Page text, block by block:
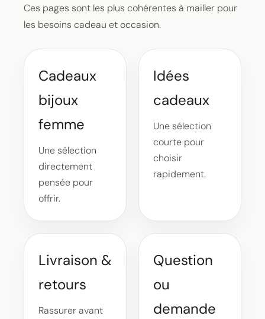
Ces pages sont les plus cohérentes à mailler pour
les besoins cadeau et occasion.
Cadeaux
bijoux
femme
Une sélection
directement
pensée pour
offrir.
Idées
cadeaux
Une sélection
courte pour
choisir
rapidement.
Livraison &
retours
Rassurer avant
Question
ou
demande